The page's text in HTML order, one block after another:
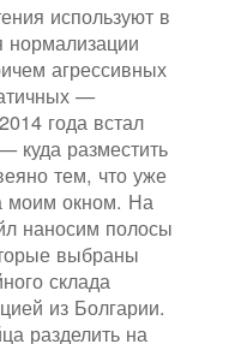
используют в
нормализации
агрессивных
—
года встал
куда разместить
тем, что уже
моим окном. На
наносим полосы
выбраны
склада
из Болгарии.
разделить на